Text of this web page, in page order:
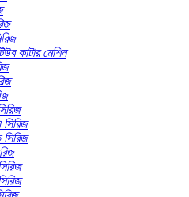
কাটার মেশিন